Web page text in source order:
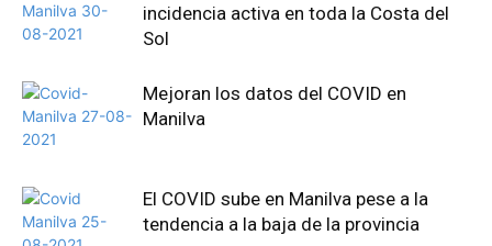
incidencia activa en toda la Costa del
Sol
Mejoran los datos del COVID en
Manilva
El COVID sube en Manilva pese a la
tendencia a la baja de la provincia